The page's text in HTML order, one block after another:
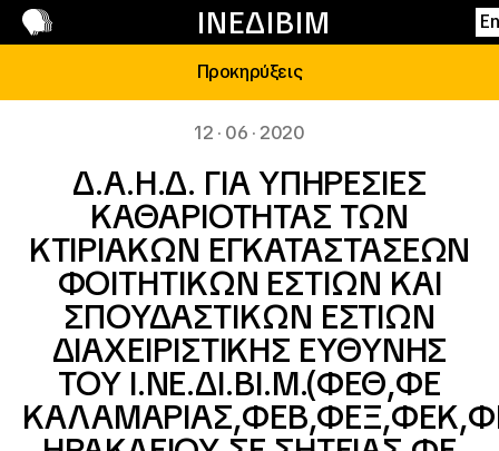
ΙΝΕΔΙΒΙΜ En
Επικοινωνία
Προκηρύξεις
12 · 06 · 2020
Δ.Α.Η.Δ. ΓΙΑ ΥΠΗΡΕΣΙΕΣ
ΚΑΘΑΡΙΟΤΗΤΑΣ ΤΩΝ
ΚΤΙΡΙΑΚΩΝ ΕΓΚΑΤΑΣΤΑΣΕΩΝ
ΦΟΙΤΗΤΙΚΩΝ ΕΣΤΙΩΝ ΚΑΙ
ΣΠΟΥΔΑΣΤΙΚΩΝ ΕΣΤΙΩΝ
ΔΙΑΧΕΙΡΙΣΤΙΚΗΣ ΕΥΘΥΝΗΣ
ΤΟΥ Ι.ΝΕ.ΔΙ.ΒΙ.Μ.(ΦΕΘ,ΦΕ